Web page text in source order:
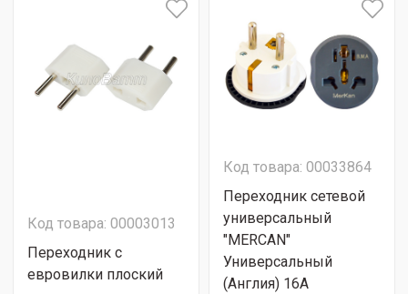
Код товара: 00003013
Переходник с
евровилки плоский
Код товара: 00033864
Переходник сетевой
универсальный
"MERCAN"
Универсальный
(Англия) 16A